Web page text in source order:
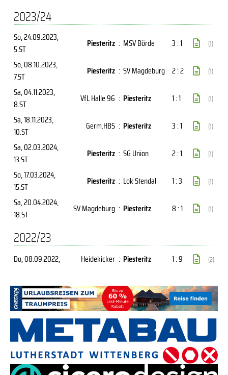
2023/24
So, 24.09.2023,
5.ST
Piesteritz : MSV Börde 3 : 1 (1)
So, 08.10.2023,
7.ST
Piesteritz : SV Magdeburg 2 : 2 (1)
Sa, 04.11.2023,
8.ST
VfL Halle 96 : Piesteritz 1 : 1 (1)
Sa, 18.11.2023,
10.ST
Germ.HBS : Piesteritz 3 : 1 (1)
Sa, 02.03.2024,
13.ST
Piesteritz : SG Union 2 : 1 (1)
So, 17.03.2024,
15.ST
Piesteritz : Lok Stendal 1 : 3 (1)
Sa, 20.04.2024,
18.ST
SV Magdeburg : Piesteritz 8 : 1 (1)
2022/23
Do, 08.09.2022, Heidekicker : Piesteritz 1 : 9 (2)